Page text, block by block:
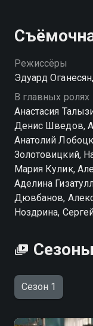
Режиссёры
Эдуард
В главных ролях
Анастасия
Денис Шведов,
Анатолий
Золотовицкий,
Мария Кулик,
Аделина
Дювбанов,
Ноздрина,
Сезон 1